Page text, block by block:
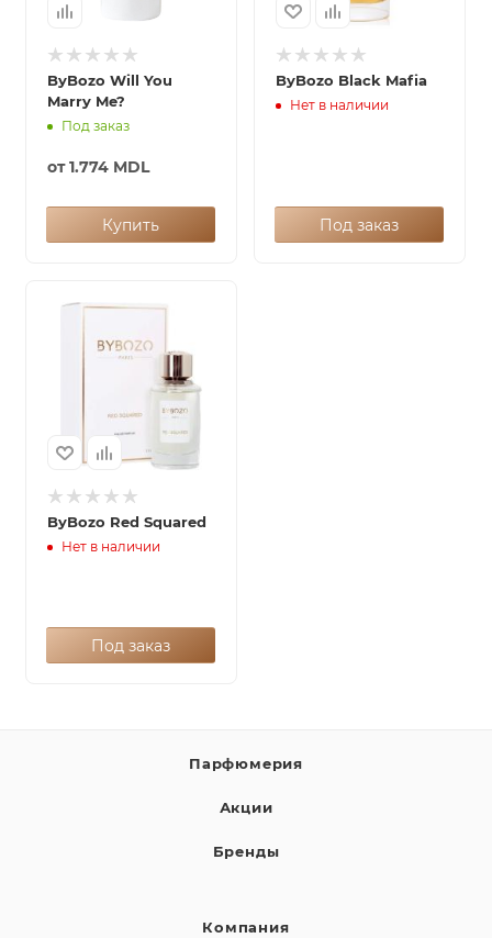
ByBozo Will You
Marry Me?
Под заказ
от1.774 MDL
Купить
ByBozo Black Mafia
Нет в наличии
Под заказ
ByBozo Red Squared
Нет в наличии
Под заказ
Парфюмерия
Акции
Бренды
Компания